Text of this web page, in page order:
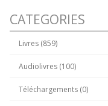
CATEGORIES
Livres (859)
Audiolivres (100)
Téléchargements (0)